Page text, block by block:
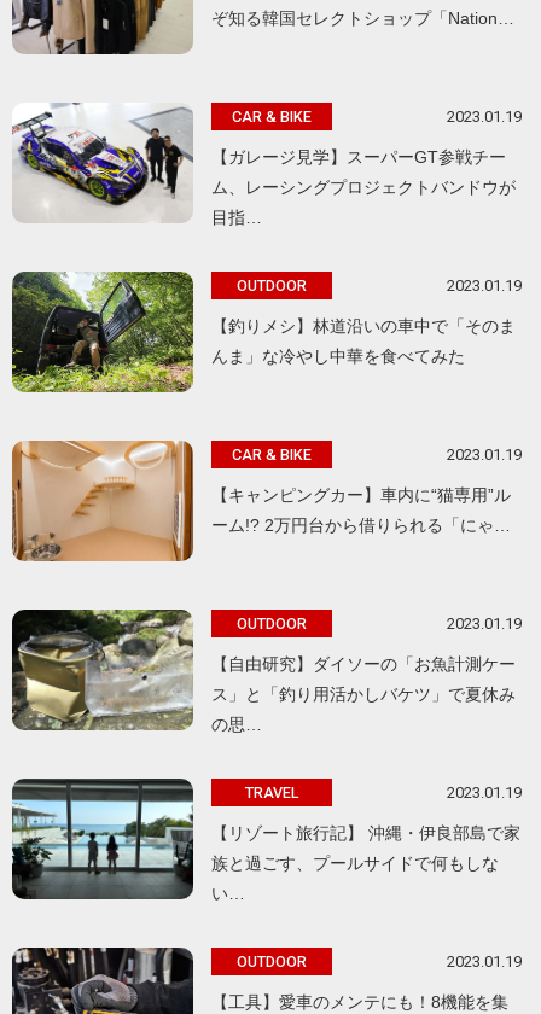
ぞ知る韓国セレクトショップ「Nation…
CAR & BIKE 2023.01.19
【ガレージ見学】スーパーGT参戦チー
ム、レーシングプロジェクトバンドウが
目指…
OUTDOOR 2023.01.19
【釣りメシ】林道沿いの車中で「そのま
んま」な冷やし中華を食べてみた
CAR & BIKE 2023.01.19
【キャンピングカー】車内に“猫専用”ル
ーム!? 2万円台から借りられる「にゃ…
OUTDOOR 2023.01.19
【自由研究】ダイソーの「お魚計測ケー
ス」と「釣り用活かしバケツ」で夏休み
の思…
TRAVEL 2023.01.19
【リゾート旅行記】 沖縄・伊良部島で家
族と過ごす、プールサイドで何もしな
い…
OUTDOOR 2023.01.19
【工具】愛車のメンテにも！8機能を集